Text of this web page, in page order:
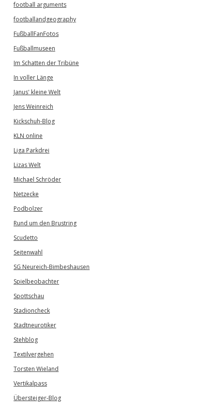
football arguments
footballandgeography
FußballFanFotos
Fußballmuseen
Im Schatten der Tribüne
In voller Länge
Janus' kleine Welt
Jens Weinreich
Kickschuh-Blog
KLN online
Liga Parkdrei
Lizas Welt
Michael Schröder
Netzecke
Podbolzer
Rund um den Brustring
Scudetto
Seitenwahl
SG Neureich-Bimbeshausen
Spielbeobachter
Spottschau
Stadioncheck
Stadtneurotiker
Stehblog
Textilvergehen
Torsten Wieland
Vertikalpass
Übersteiger-Blog